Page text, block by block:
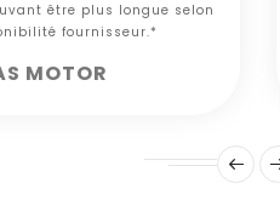
être plus longue selon
fournisseur.*
MOTOR